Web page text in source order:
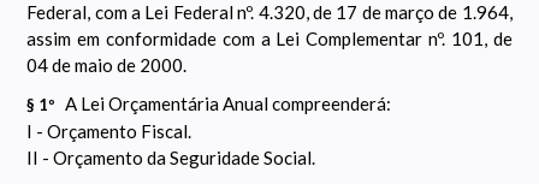
Federal, com a Lei Federal nº. 4.320, de 17 de março de 1.964,
assim em conformidade com a Lei Complementar nº. 101, de
04 de maio de 2000.
§ 1º A Lei Orçamentária Anual compreenderá:
I - Orçamento Fiscal.
II - Orçamento da Seguridade Social.